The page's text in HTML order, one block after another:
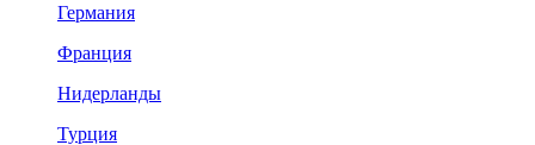
Германия
Франция
Нидерланды
Турция